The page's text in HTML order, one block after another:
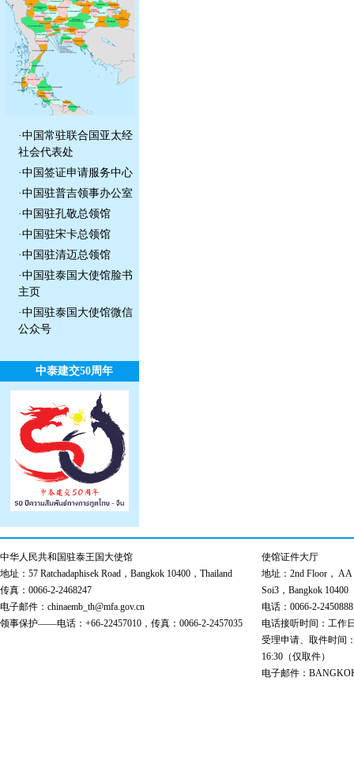
·中国常驻联合国亚太经
社会代表处
·中国签证申请服务中心
·中国驻普吉领事办公室
·中国驻孔敬总领馆
·中国驻宋卡总领馆
·中国驻清迈总领馆
·中国驻泰国大使馆脸书
主页
·中国驻泰国大使馆微信
公众号
中泰建交50周年
中华人民共和国驻泰王国大使馆
地址：57 Ratchadaphisek Road，Bangkok 10400，Thailand
传真：0066-2-2468247
电子邮件：chinaemb_th@mfa.gov.cn
领事保护——电话：+66-22457010，传真：0066-2-2457035
使馆证件大厅
地址：2nd Floor， AA
Soi3，Bangkok 10400
电话：0066-2-
电话接听时间：工作
受理申请、取件时间
16:30（仅取件）
电子邮件：